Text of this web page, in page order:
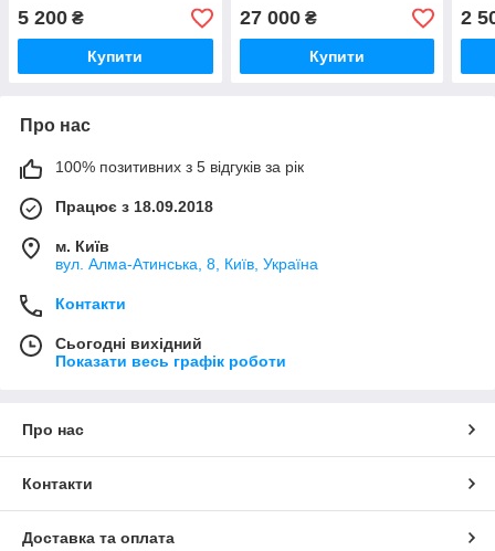
5 200 ₴
Купити
27 000₴
Купити
2
Про нас
100% позитивних з 5 відгуків за рік
Працює з 18.09.2018
м. Київ
вул. Алма-Атинська, 8, Київ, Україна
Контакти
Сьогодні вихідний
Показати весь графік роботи
Про нас
Контакти
Доставка та оплата